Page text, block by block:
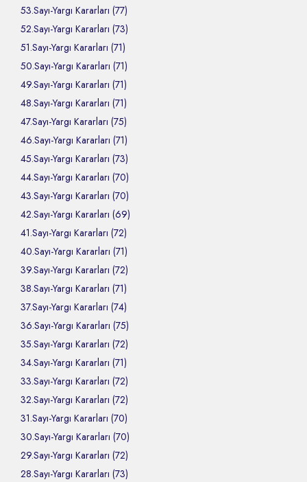
53.Sayı-Yargı Kararları (77)
52.Sayı-Yargı Kararları (73)
51.Sayı-Yargı Kararları (71)
50.Sayı-Yargı Kararları (71)
49.Sayı-Yargı Kararları (71)
48.Sayı-Yargı Kararları (71)
47.Sayı-Yargı Kararları (75)
46.Sayı-Yargı Kararları (71)
45.Sayı-Yargı Kararları (73)
44.Sayı-Yargı Kararları (70)
43.Sayı-Yargı Kararları (70)
42.Sayı-Yargı Kararları (69)
41.Sayı-Yargı Kararları (72)
40.Sayı-Yargı Kararları (71)
39.Sayı-Yargı Kararları (72)
38.Sayı-Yargı Kararları (71)
37.Sayı-Yargı Kararları (74)
36.Sayı-Yargı Kararları (75)
35.Sayı-Yargı Kararları (72)
34.Sayı-Yargı Kararları (71)
33.Sayı-Yargı Kararları (72)
32.Sayı-Yargı Kararları (72)
31.Sayı-Yargı Kararları (70)
30.Sayı-Yargı Kararları (70)
29.Sayı-Yargı Kararları (72)
28.Sayı-Yargı Kararları (73)